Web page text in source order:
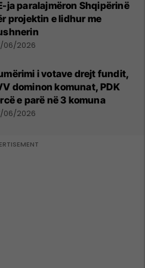
ja paralajmëron Shqipërinë
projektin e lidhur me
06/2026
i votave drejt fundit,
dominon komunat, PDK
e parë në 3 komuna
06/2026